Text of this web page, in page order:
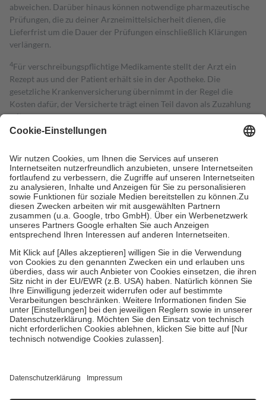
abweichen. Darüber hinaus können notwendige pharmazeutische
Prüfungen, die zu deiner Arzneimittelsicherheit dienen, die
Lieferfrist um die Dauer der Prüfungen einschließlich Klärungen
verlängern.
4Für verschreibungspflichtige Medikamente stellt der Arzt ein
Rezept aus und der Patient erhält sie in der Apotheke. Die
gesetzliche Krankenversicherung übernimmt in der Regel die
Kosten dafür, der Versicherte trägt einen Teil davon als Zuzahlung
mit.
Grundsätzlich leisten Mitglieder Zuzahlungen in Höhe von zehn
höchstens zehn Euro.
Es sind jedoch nie mehr als die tatsächlichen
Kosten der Leistung zu entrichten.
Diese Regeln gelten grundsätzlich auch für Online-Apotheken.
Bei Heilmitteln und häuslicher Krankenpflege beträgt die
Zuzahlung zehn Prozent der Kosten sowie zehn Euro je
Verordnung.
Um das Engagement der Versicherten für ihre eigene Gesundheit zu
stärken und die besondere Stellung der Familie zu unterstützen,
fallenkeine Zuzahlungenan bei:
• Kindern und Jugendlichen bis zum vollendeten 18. Lebensjahr
mit Ausnahme der Fahrkosten
• Untersuchungen zur Vorsorge und Früherkennung, die von der
GKV getragen werden
• empfohlenen Schutzimpfungen
• Harn- und Blutteststreifen
getroffen, um sicherzustellen, dass es sich um echte Bewertungen